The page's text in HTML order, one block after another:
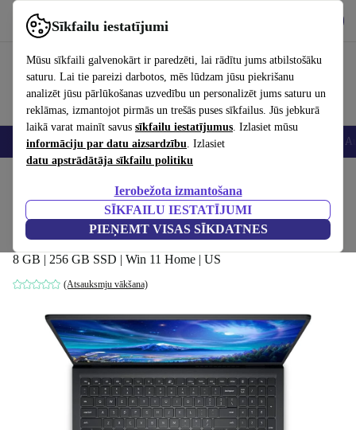
Sīkfailu iestatījumi
Mūsu sīkfaili galvenokārt ir paredzēti, lai rādītu jums atbilstošāku
saturu. Lai tie pareizi darbotos, mēs lūdzam jūsu piekrišanu
analizēt jūsu pārlūkošanas uzvedību un personalizēt jums saturu un
reklāmas, izmantojot pirmās un trešās puses sīkfailus. Jūs jebkurā
laikā varat mainīt savus sīkfailu iestatījumus. Izlasiet mūsu
informāciju par datu aizsardzību. Izlasiet
datu apstrādātāja sīkfailu politiku
Ierobežota izmantošana
SĪKFAILU IESTATĪJUMI
PIEŅEMT VISAS SĪKDATNES
Izmantojiet refurbed ātri un viegli
Viedtālruņi Portatīvie datori Planšetes Viedpulksteņi
Dell Vostro 15 3510 | i5-1135G7 |
15.6collu
8 GB | 256 GB SSD | Win 11 Home | US
(Atsauksmju vākšana)